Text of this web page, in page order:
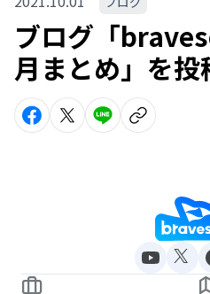
ブログ「
月まとめ」を投